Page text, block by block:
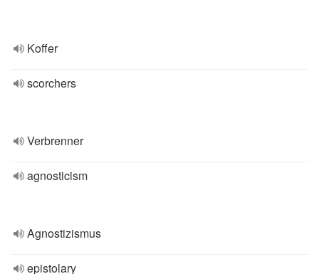
Koffer
scorchers
Verbrenner
agnosticism
Agnostizismus
epistolary